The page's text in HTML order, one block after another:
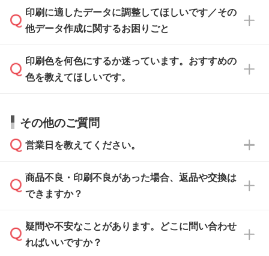
ご入稿後は経験豊富なスタッフがデータに不備
がないかチェックし、お客様と確認してから印
刷に進みますので、ご安心ください。
入稿用のテンプレートはPDF形式ですが、
IllustratorやPhotoshopで開いてご利用いただけ
方」をご確認ください。
印刷に適したデータ・解像度かどうか、担当ス
タッフが事前に確認いたします。
ムへ添付いただくか、担当スタッフ宛にメール
でお送りください。
い合わせください。
なお、印刷用データの作り方に関する詳細は、
印刷に適したデータに調整してほしいです／その
他データ作成に関するお困りごと
データ作成でお困りの際には、担当スタッフが
サポートいたしますのでお気軽にご相談くださ
から添付してお送りください。
・解像度の低いデータをトレース/調整してほ
しい
解像度の低い画像や、手書きのイラスト、写真
などを、印刷に適したベクターデータに変換し
・フルカラーデータを1色に変換してほしい
印刷色を何色にするか迷っています。おすすめの
色を教えてほしいです。
お見積・ご注文・
相談いただきますと、担当スタッフがお客様の
ご希望や商品の本体色を確認し、印刷色をご提
本体色がブラック、ネイビーなど濃色の場合は
白色か淡い色の印刷色をおすすめしておりま
す。
本体色がナチュラルなど淡色の場合、印刷をく
っきりと目立たせたいときは濃い印刷色が、柔
らかい雰囲気にしたいときは淡い印刷色が映え
その他のご質問
営業日を教えてください。
営業日は平日の10:00～18:00で、土日祝日はお
休みとなります。注文・見積・お問い合わせ
速やかに対応いたします。
商品不良・印刷不良があった場合、返品や交換は
できますか？
お手数をお掛けいたしますが、至急担当スタッ
フまでご連絡ください。商品の状況を確認し、
疑問や不安なことがあります。どこに問い合わせ
ればいいですか？